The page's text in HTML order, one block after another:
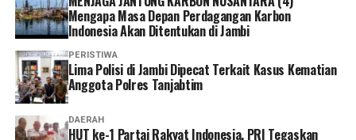
Program JKN.
“Menurut saya, layanan non tatap muka ini sangat
memudahkan karena semua urusan administrasi bisa
diakses cukup melalui handphone. Saya berharap ke
depannya layanannya terus dikembangkan agar semakin
mudah digunakan dan kendala teknis bisa semakin
Mengapa Masa Depan Perdagangan Karbon
Indonesia Akan Ditentukan di Jambi
PERISTIWA
Lima Polisi di Jambi Dipecat Terkait Kasus Kematian
Anggota Polres Tanjabtim
DAERAH
HUT ke-1 Partai Rakyat Indonesia, PRI Tegaskan